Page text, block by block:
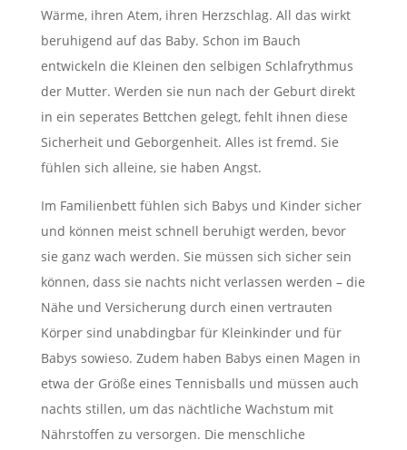
Wärme, ihren Atem, ihren Herzschlag. All das wirkt
beruhigend auf das Baby. Schon im Bauch
entwickeln die Kleinen den selbigen Schlafrythmus
der Mutter. Werden sie nun nach der Geburt direkt
in ein seperates Bettchen gelegt, fehlt ihnen diese
Sicherheit und Geborgenheit. Alles ist fremd. Sie
fühlen sich alleine, sie haben Angst.
Im Familienbett fühlen sich Babys und Kinder sicher
und können meist schnell beruhigt werden, bevor
sie ganz wach werden. Sie müssen sich sicher sein
können, dass sie nachts nicht verlassen werden – die
Nähe und Versicherung durch einen vertrauten
Körper sind unabdingbar für Kleinkinder und für
Babys sowieso. Zudem haben Babys einen Magen in
etwa der Größe eines Tennisballs und müssen auch
nachts stillen, um das nächtliche Wachstum mit
Nährstoffen zu versorgen. Die menschliche